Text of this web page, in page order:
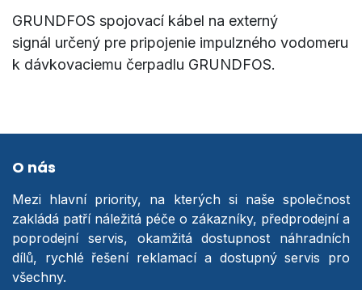
GRUNDFOS spojovací kábel na externý
signál určený pre pripojenie impulzného vodomeru
k dávkovaciemu čerpadlu GRUNDFOS.
O nás
Mezi hlavní priority, na kterých si naše společnost
zakládá patří náležitá péče o zákazníky, předprodejní a
poprodejní servis, okamžitá dostupnost náhradních
dílů, rychlé řešení reklamací a dostupný servis pro
všechny.